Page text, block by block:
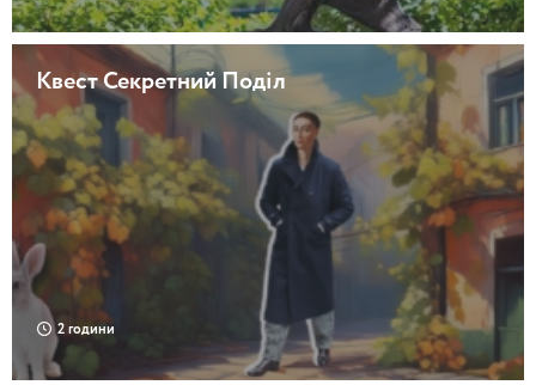
Квест Секретний Поділ
2 години